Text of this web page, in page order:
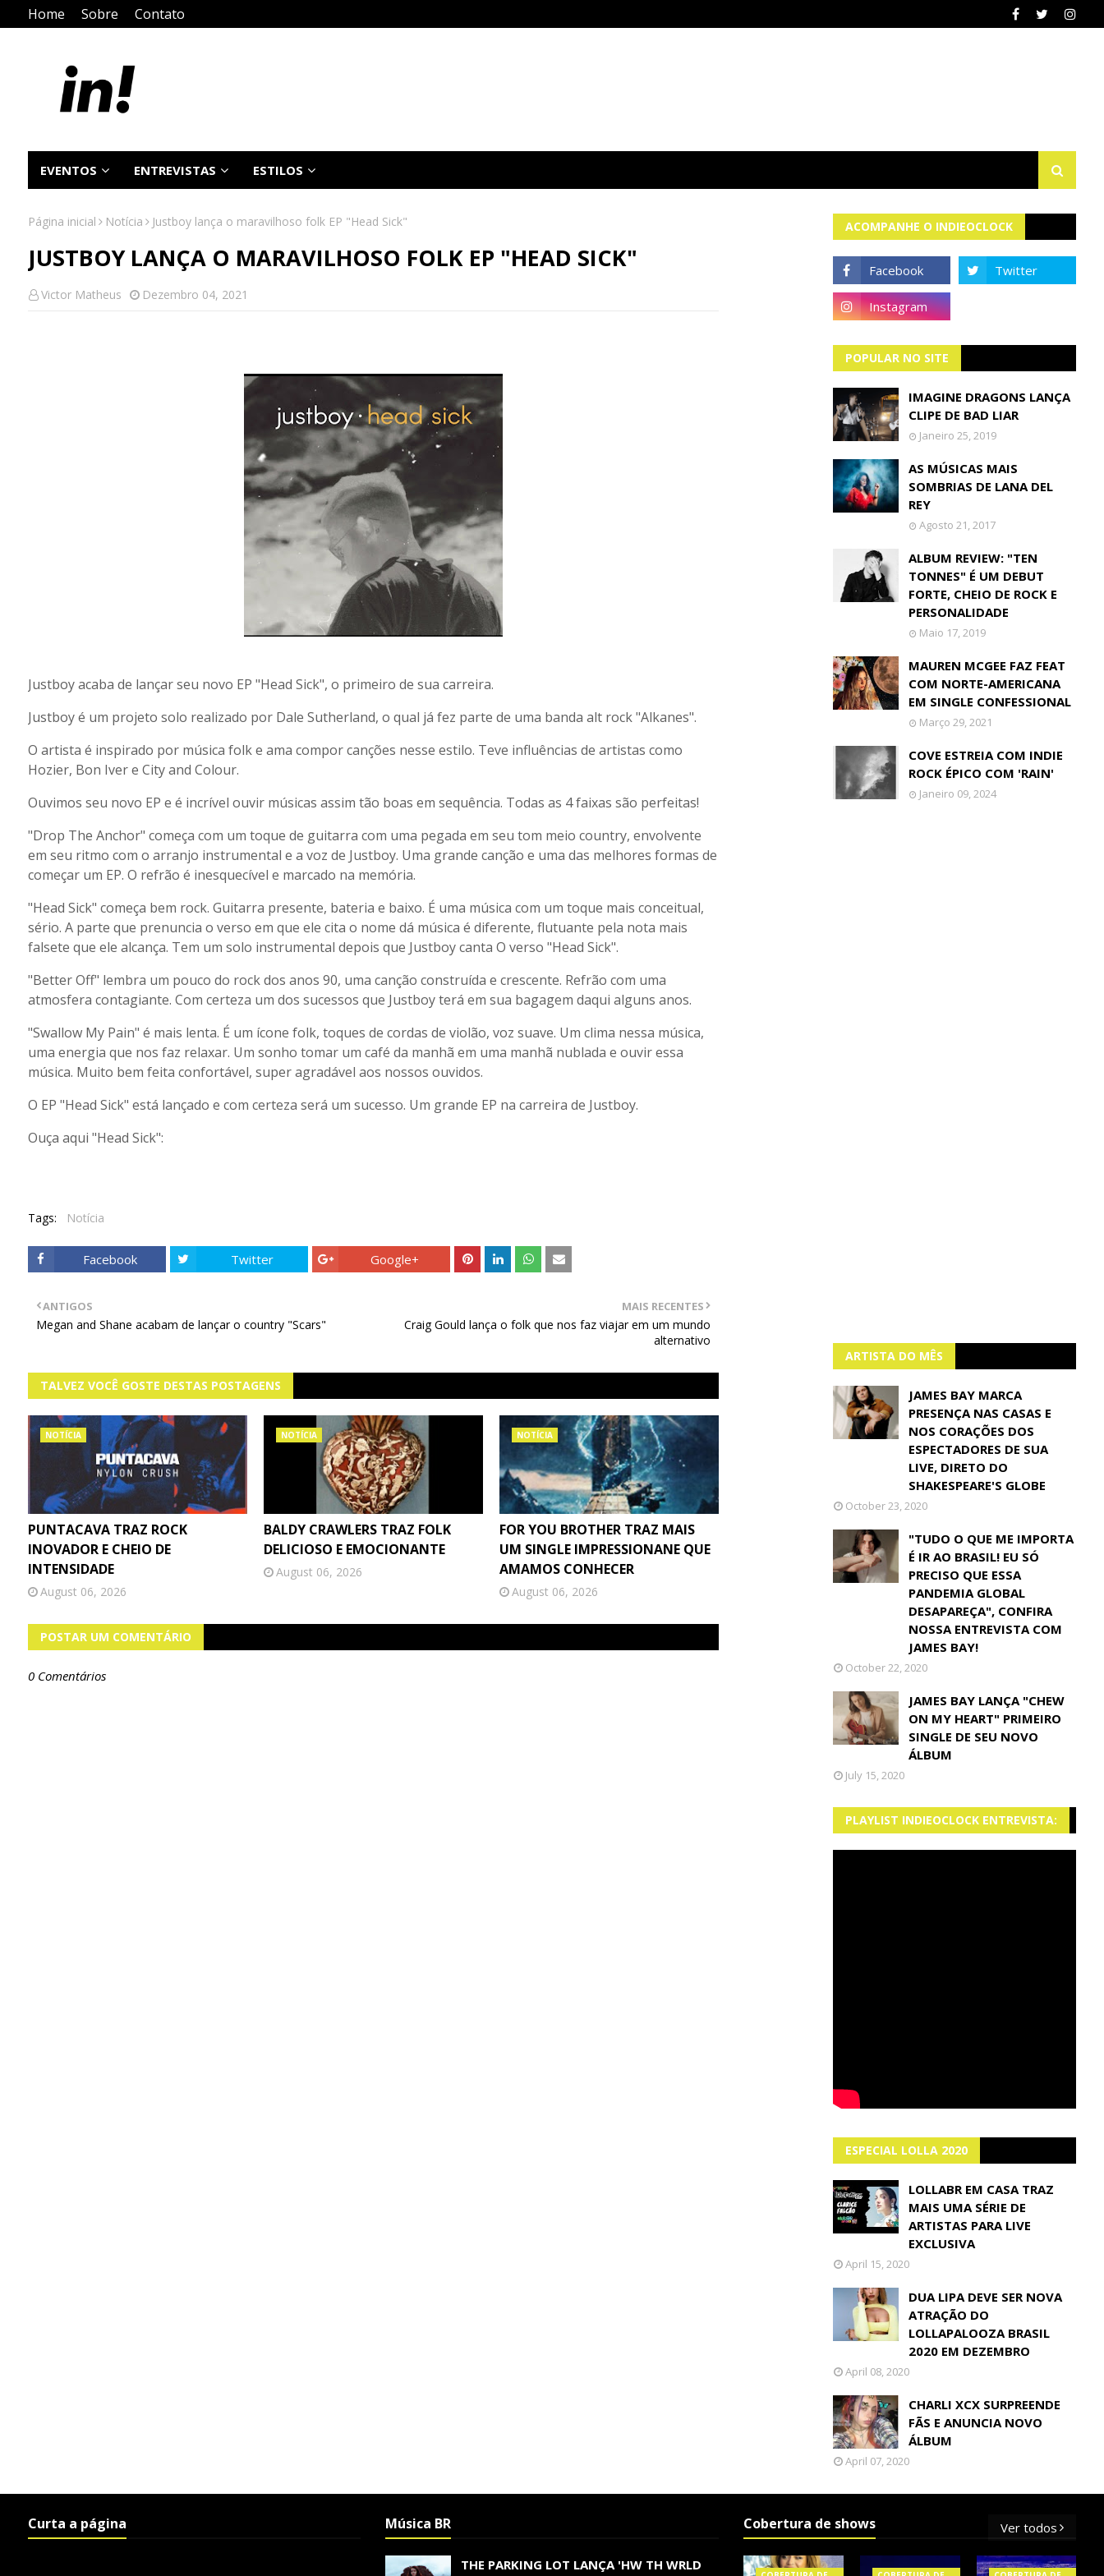
Home Sobre Contato
EVENTOS ENTREVISTAS ESTILOS
Página inicial Notícia Justboy lança o maravilhoso folk EP "Head Sick"
JUSTBOY LANÇA O MARAVILHOSO FOLK EP "HEAD SICK"
Victor Matheus Dezembro 04, 2021
Justboy acaba de lançar seu novo EP "Head Sick", o primeiro de sua carreira.
Justboy é um projeto solo realizado por Dale Sutherland, o qual já fez parte de uma banda alt rock "Alkanes".
O artista é inspirado por música folk e ama compor canções nesse estilo. Teve influências de artistas como
Hozier, Bon Iver e City and Colour.
Ouvimos seu novo EP e é incrível ouvir músicas assim tão boas em sequência. Todas as 4 faixas são perfeitas!
"Drop The Anchor" começa com um toque de guitarra com uma pegada em seu tom meio country, envolvente
em seu ritmo com o arranjo instrumental e a voz de Justboy. Uma grande canção e uma das melhores formas de
começar um EP. O refrão é inesquecível e marcado na memória.
"Head Sick" começa bem rock. Guitarra presente, bateria e baixo. É uma música com um toque mais conceitual,
sério. A parte que prenuncia o verso em que ele cita o nome dá música é diferente, flutuante pela nota mais
falsete que ele alcança. Tem um solo instrumental depois que Justboy canta O verso "Head Sick".
"Better Off" lembra um pouco do rock dos anos 90, uma canção construída e crescente. Refrão com uma
atmosfera contagiante. Com certeza um dos sucessos que Justboy terá em sua bagagem daqui alguns anos.
"Swallow My Pain" é mais lenta. É um ícone folk, toques de cordas de violão, voz suave. Um clima nessa música,
uma energia que nos faz relaxar. Um sonho tomar um café da manhã em uma manhã nublada e ouvir essa
música. Muito bem feita confortável, super agradável aos nossos ouvidos.
O EP "Head Sick" está lançado e com certeza será um sucesso. Um grande EP na carreira de Justboy.
Ouça aqui "Head Sick":
Tags: Notícia
Facebook Twitter Google+
MAIS RECENTES
Craig Gould lança o folk que nos faz viajar em um mundo
alternativo
ANTIGOS
Megan and Shane acabam de lançar o country "Scars"
TALVEZ VOCÊ GOSTE DESTAS POSTAGENS
NOTÍCIA
PUNTACAVA TRAZ ROCK
INOVADOR E CHEIO DE
INTENSIDADE
August 06, 2026
NOTÍCIA
BALDY CRAWLERS TRAZ FOLK
DELICIOSO E EMOCIONANTE
August 06, 2026
NOTÍCIA
FOR YOU BROTHER TRAZ MAIS
UM SINGLE IMPRESSIONANE QUE
AMAMOS CONHECER
August 06, 2026
POSTAR UM COMENTÁRIO
0 Comentários
ACOMPANHE O INDIEOCLOCK
POPULAR NO SITE
IMAGINE DRAGONS LANÇA
CLIPE DE BAD LIAR
Janeiro 25, 2019
AS MÚSICAS MAIS
SOMBRIAS DE LANA DEL
REY
Agosto 21, 2017
ALBUM REVIEW: "TEN
TONNES" É UM DEBUT
FORTE, CHEIO DE ROCK E
PERSONALIDADE
Maio 17, 2019
MAUREN MCGEE FAZ FEAT
COM NORTE-AMERICANA
EM SINGLE CONFESSIONAL
Março 29, 2021
COVE ESTREIA COM INDIE
ROCK ÉPICO COM 'RAIN'
Janeiro 09, 2024
ARTISTA DO MÊS
JAMES BAY MARCA
PRESENÇA NAS CASAS E
NOS CORAÇÕES DOS
ESPECTADORES DE SUA
LIVE, DIRETO DO
SHAKESPEARE'S GLOBE
October 23, 2020
"TUDO O QUE ME IMPORTA
É IR AO BRASIL! EU SÓ
PRECISO QUE ESSA
PANDEMIA GLOBAL
DESAPAREÇA", CONFIRA
NOSSA ENTREVISTA COM
JAMES BAY!
October 22, 2020
JAMES BAY LANÇA "CHEW
ON MY HEART" PRIMEIRO
SINGLE DE SEU NOVO
ÁLBUM
July 15, 2020
PLAYLIST INDIEOCLOCK ENTREVISTA:
ESPECIAL LOLLA 2020
LOLLABR EM CASA TRAZ
MAIS UMA SÉRIE DE
ARTISTAS PARA LIVE
EXCLUSIVA
April 15, 2020
DUA LIPA DEVE SER NOVA
ATRAÇÃO DO
LOLLAPALOOZA BRASIL
2020 EM DEZEMBRO
April 08, 2020
CHARLI XCX SURPREENDE
FÃS E ANUNCIA NOVO
ÁLBUM
April 07, 2020
Curta a página Música BR
THE PARKING LOT LANÇA 'HW TH WRLD
Cobertura de shows Ver todos